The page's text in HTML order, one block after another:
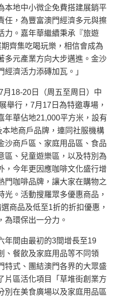
本地中小微企免費搭建展銷平
任，為豐富澳門經濟多元與擦
力。嘉年華繼續秉承『旅遊
齊集吃喝玩樂，相信會成為
多元產業方向大步邁進。金沙
濟活力添磚加瓦。」
月18-20日（周五至周日）中
舉行，7月17日為特邀專場，
年華佔地21,000平方米，設有
地商戶品牌，連同社服機構
沙商戶區、家庭用品區、食品
區、兒童遊樂區，以及特別為
，今年更因應咖啡文化盛行增
門咖啡品牌，讓大家在購物之
。活動搜羅眾多優惠商品，
商品及低至1折的折扣優惠，
為環保出一分力。
年間由最初的3間增長至19
、餐飲及家庭用品等不同領
特式、團結澳門各界的大眾盛
片區活化項目「草堆街創業方
別在美食廣場以及家庭用品區